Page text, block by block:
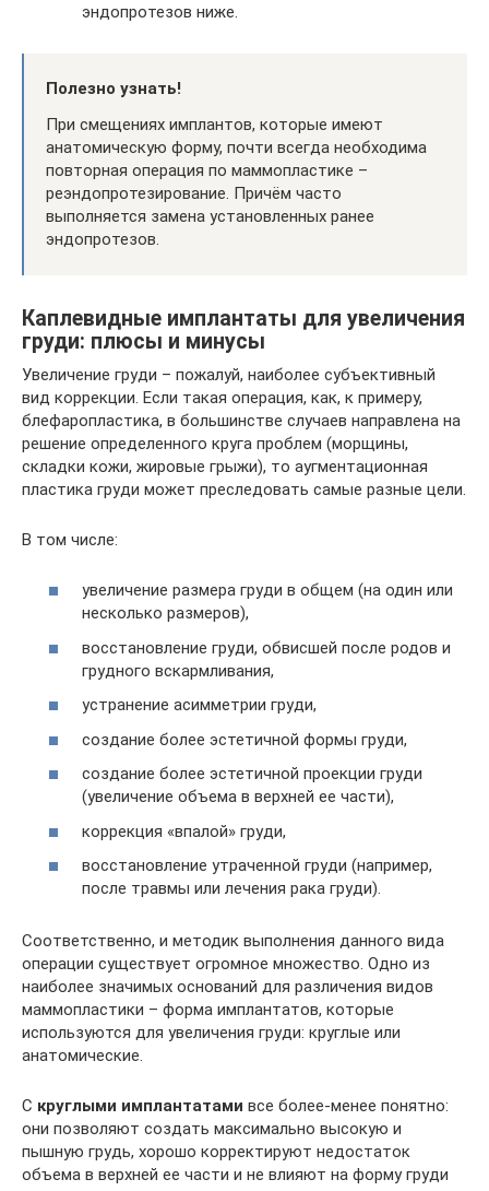
эндопротезов ниже.
Полезно узнать!
При смещениях имплантов, которые имеют
анатомическую форму, почти всегда необходима
повторная операция по маммопластике –
реэндопротезирование. Причём часто
выполняется замена установленных ранее
эндопротезов.
Каплевидные имплантаты для увеличения
груди: плюсы и минусы
Увеличение груди – пожалуй, наиболее субъективный
вид коррекции. Если такая операция, как, к примеру,
блефаропластика, в большинстве случаев направлена на
решение определенного круга проблем (морщины,
складки кожи, жировые грыжи), то аугментационная
пластика груди может преследовать самые разные цели.
В том числе:
увеличение размера груди в общем (на один или
несколько размеров),
восстановление груди, обвисшей после родов и
грудного вскармливания,
устранение асимметрии груди,
создание более эстетичной формы груди,
создание более эстетичной проекции груди
(увеличение объема в верхней ее части),
коррекция «впалой» груди,
восстановление утраченной груди (например,
после травмы или лечения рака груди).
Соответственно, и методик выполнения данного вида
операции существует огромное множество. Одно из
наиболее значимых оснований для различения видов
маммопластики – форма имплантатов, которые
используются для увеличения груди: круглые или
анатомические.
С круглыми имплантатами все более-менее понятно:
они позволяют создать максимально высокую и
пышную грудь, хорошо корректируют недостаток
объема в верхней ее части и не влияют на форму груди